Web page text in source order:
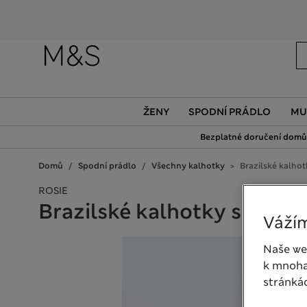
ŽENY SPODNÍ PRÁDLO
Bezplatné doručení
Domů Spodní prádlo Všechny kalhotky Brazilské
ROSIE
Brazilské kalhotky s
Naše
k